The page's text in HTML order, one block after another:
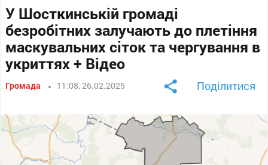
У Шосткинській громаді
безробітних залучають до плетіння
маскувальних сіток та чергування в
укриттях + Відео
Громада 11:08, 26.02.2025 Поділитися